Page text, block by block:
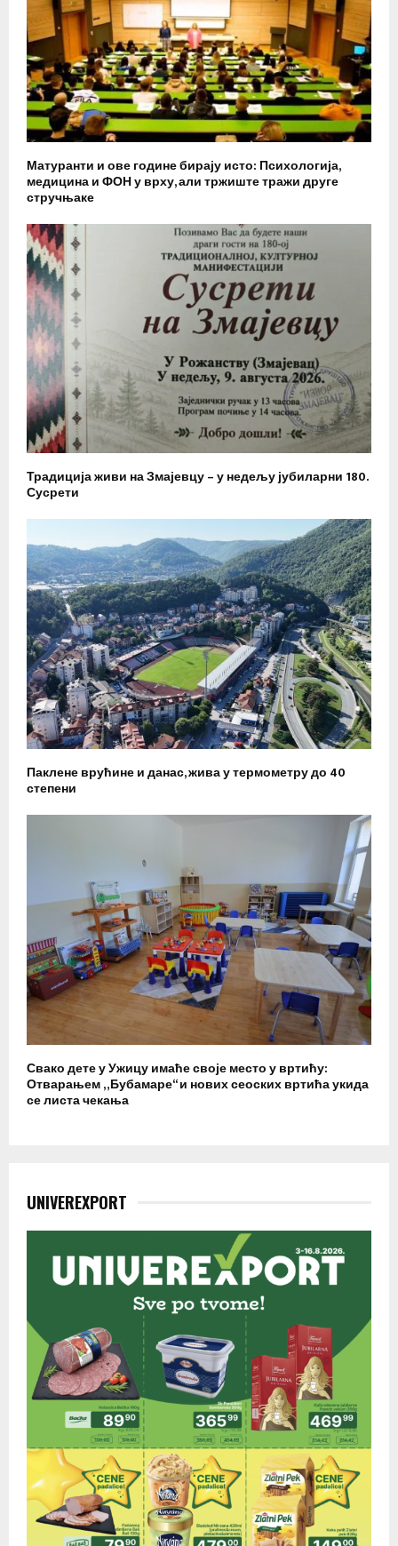
Матуранти и ове године бирају исто: Психологија,
медицина и ФОН у врху, али тржиште тражи друге
стручњаке
Традиција живи на Змајевцу – у недељу јубиларни 180.
Сусрети
Паклене врућине и данас, жива у термометру до 40
степени
Свако дете у Ужицу имаће своје место у вртићу:
Отварањем „Бубамаре“ и нових сеоских вртића укида
се листа чекања
UNIVEREXPORT